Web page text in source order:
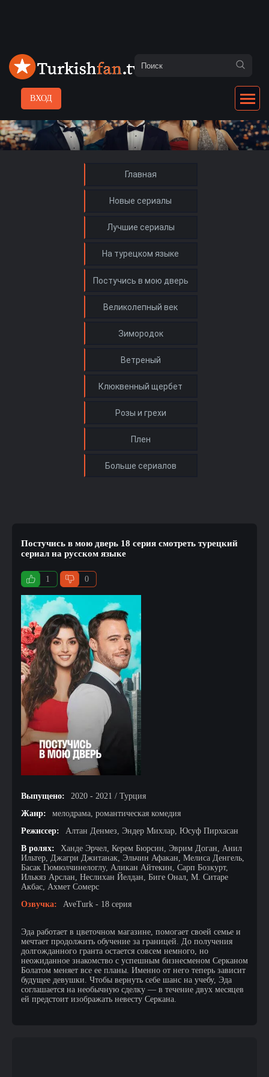
ВХОД
Главная
Новые сериалы
Лучшие сериалы
На турецком языке
Постучись в мою дверь 18 серия смотреть турецкий
сериал на русском языке
1 0
Выпущено:
2020 - 2021 / Турция
Жанр:
мелодрама, романтическая комедия
Режиссер:
Алтан Денмез, Эндер Михлар, Юсуф Пирхасан
В ролях:
Ханде Эрчел, Керем Бюрсин, Эврим Доган, Анил
Ильтер, Джагри Джитанак, Эльчин Афакан, Мелиса Денгель,
Басак Гюмюлчинелоглу, Аликан Айтекин, Сарп Бозкурт,
Илькяз Арслан, Неслихан Йелдан, Биге Онал, М. Ситаре
Акбас, Ахмет Сомерс
Озвучка:
AveTurk - 18 серия
Эда работает в цветочном магазине, помогает своей семье и
мечтает продолжить обучение за границей. До получения
долгожданного гранта остается совсем немного, но
неожиданное знакомство с успешным бизнесменом Серканом
Болатом меняет все ее планы. Именно от него теперь зависит
будущее девушки. Чтобы вернуть себе шанс на учебу, Эда
соглашается на необычную сделку — в течение двух месяцев
ей предстоит изображать невесту Серкана.